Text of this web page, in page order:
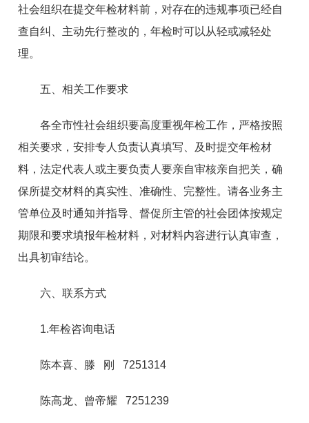
社会组织在提交年检材料前，对存在的违规事项已经自
查自纠、主动先行整改的，年检时可以从轻或减轻处
理。
五、相关工作要求
各全市性社会组织要高度重视年检工作，严格按照
相关要求，安排专人负责认真填写、及时提交年检材
料，法定代表人或主要负责人要亲自审核亲自把关，确
保所提交材料的真实性、准确性、完整性。请各业务主
管单位及时通知并指导、督促所主管的社会团体按规定
期限和要求填报年检材料，对材料内容进行认真审查，
出具初审结论。
六、联系方式
1.年检咨询电话
陈本喜、滕 刚 7251314
陈高龙、曾帝耀 7251239